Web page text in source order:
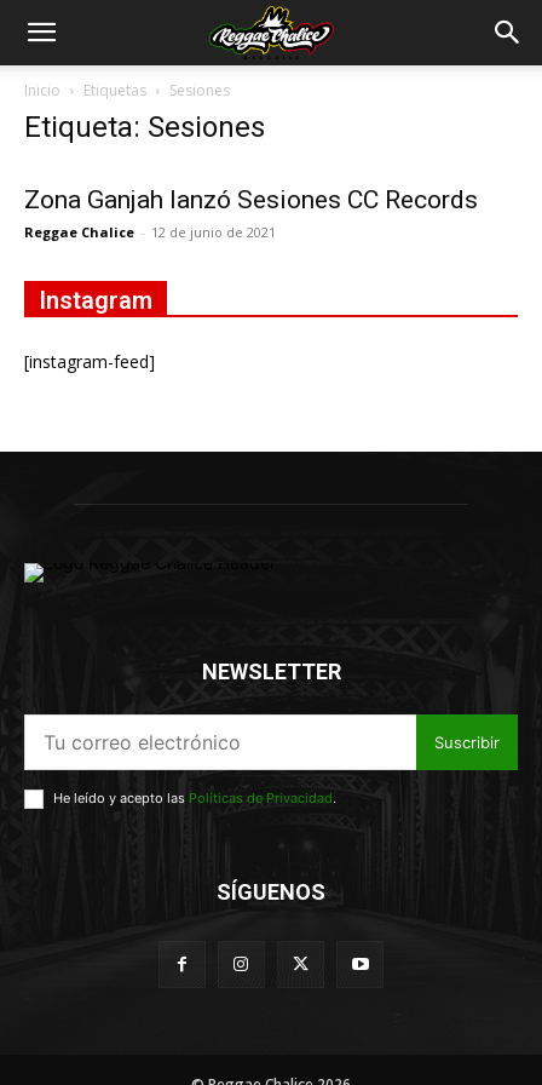
Inicio Etiquetas Sesiones
Etiqueta: Sesiones
Zona Ganjah lanzó Sesiones CC Records
Reggae Chalice - 12 de junio de 2021
Instagram
[instagram-feed]
NEWSLETTER
Suscribir
He leído y acepto las Políticas de Privacidad.
SÍGUENOS